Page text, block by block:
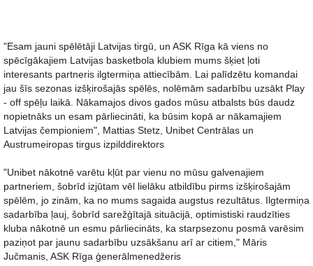
"Esam jauni spēlētāji Latvijas tirgū, un ASK Rīga kā viens no
spēcīgākajiem Latvijas basketbola klubiem mums šķiet ļoti
interesants partneris ilgtermiņa attiecībām. Lai palīdzētu komandai
jau šīs sezonas izšķirošajās spēlēs, nolēmām sadarbību uzsākt Play
- off spēļu laikā. Nākamajos divos gados mūsu atbalsts būs daudz
nopietnāks un esam pārliecināti, ka būsim kopā ar nākamajiem
Latvijas čempioniem", Mattias Stetz, Unibet Centrālas un
Austrumeiropas tirgus izpilddirektors
"Unibet nākotnē varētu kļūt par vienu no mūsu galvenajiem
partneriem, šobrīd izjūtam vēl lielāku atbildību pirms izšķirošajām
spēlēm, jo zinām, ka no mums sagaida augstus rezultātus. Ilgtermiņa
sadarbība ļauj, šobrīd sarežģītajā situācijā, optimistiski raudzīties
kluba nākotnē un esmu pārliecināts, ka starpsezonu posmā varēsim
paziņot par jaunu sadarbību uzsākšanu arī ar citiem," Māris
Jučmanis, ASK Rīga ģenerālmenedžeris